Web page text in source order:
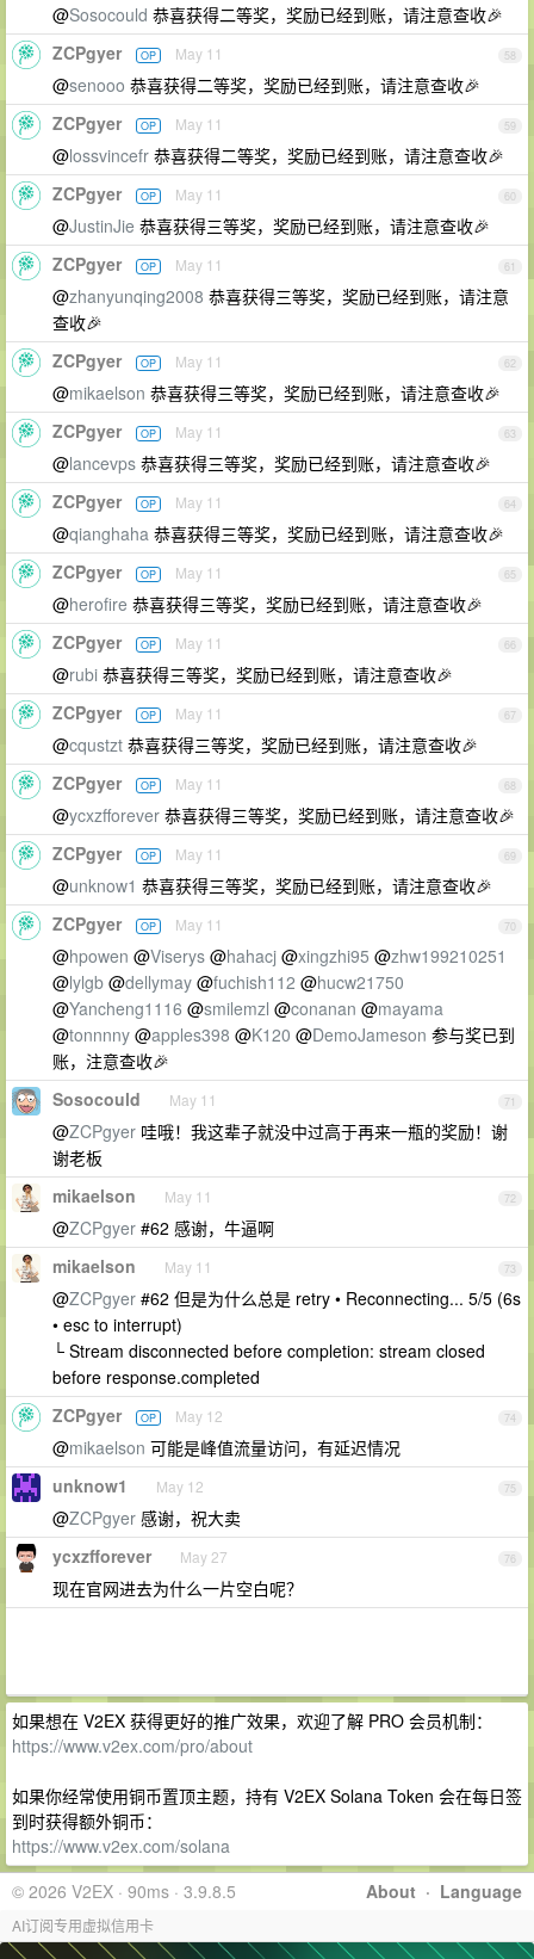
@Sosocould 恭喜获得二等奖，奖励已经到账，请注意查收🎉
58
ZCPgyer OP May 11
@senooo 恭喜获得二等奖，奖励已经到账，请注意查收🎉
59
ZCPgyer OP May 11
@lossvincefr 恭喜获得二等奖，奖励已经到账，请注意查收🎉
60
ZCPgyer OP May 11
@JustinJie 恭喜获得三等奖，奖励已经到账，请注意查收🎉
61
ZCPgyer OP May 11
@zhanyunqing2008 恭喜获得三等奖，奖励已经到账，请注意
查收🎉
62
ZCPgyer OP May 11
@mikaelson 恭喜获得三等奖，奖励已经到账，请注意查收🎉
63
ZCPgyer OP May 11
@lancevps 恭喜获得三等奖，奖励已经到账，请注意查收🎉
64
ZCPgyer OP May 11
@qianghaha 恭喜获得三等奖，奖励已经到账，请注意查收🎉
65
ZCPgyer OP May 11
@herofire 恭喜获得三等奖，奖励已经到账，请注意查收🎉
66
ZCPgyer OP May 11
@rubi 恭喜获得三等奖，奖励已经到账，请注意查收🎉
67
ZCPgyer OP May 11
@cqustzt 恭喜获得三等奖，奖励已经到账，请注意查收🎉
68
ZCPgyer OP May 11
@ycxzfforever 恭喜获得三等奖，奖励已经到账，请注意查收🎉
69
ZCPgyer OP May 11
@unknow1 恭喜获得三等奖，奖励已经到账，请注意查收🎉
70
ZCPgyer OP May 11
@hpowen @Viserys @hahacj @xingzhi95 @zhw199210251
@lylgb @dellymay @fuchish112 @hucw21750
@Yancheng1116 @smilemzl @conanan @mayama
@tonnnny @apples398 @K120 @DemoJameson 参与奖已到
账，注意查收🎉
71
Sosocould May 11
@ZCPgyer 哇哦！我这辈子就没中过高于再来一瓶的奖励！谢
谢老板
72
mikaelson May 11
@ZCPgyer #62 感谢，牛逼啊
73
mikaelson May 11
@ZCPgyer #62 但是为什么总是 retry • Reconnecting... 5/5 (6s
• esc to interrupt)
└ Stream disconnected before completion: stream closed
before response.completed
74
ZCPgyer OP May 12
@mikaelson 可能是峰值流量访问，有延迟情况
75
unknow1 May 12
@ZCPgyer 感谢，祝大卖
76
ycxzfforever May 27
现在官网进去为什么一片空白呢？
如果想在 V2EX 获得更好的推广效果，欢迎了解 PRO 会员机制：
https://www.v2ex.com/pro/about
如果你经常使用铜币置顶主题，持有 V2EX Solana Token 会在每日签
到时获得额外铜币：
https://www.v2ex.com/solana
About · Language
© 2026 V2EX · 90ms · 3.9.8.5
AI订阅专用虚拟信用卡